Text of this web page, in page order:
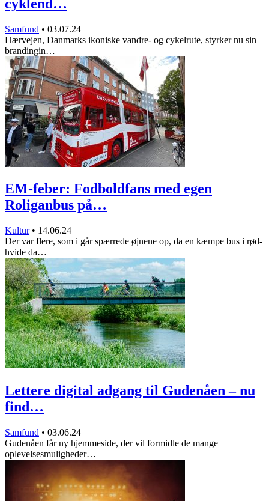
cyklend…
Samfund • 03.07.24
Hærvejen, Danmarks ikoniske vandre- og cykelrute, styrker nu sin
brandingin…
EM-feber: Fodboldfans med egen
Roliganbus på…
Kultur • 14.06.24
Der var flere, som i går spærrede øjnene op, da en kæmpe bus i rød-
hvide da…
Lettere digital adgang til Gudenåen – nu
find…
Samfund • 03.06.24
Gudenåen får ny hjemmeside, der vil formidle de mange
oplevelsesmuligheder…